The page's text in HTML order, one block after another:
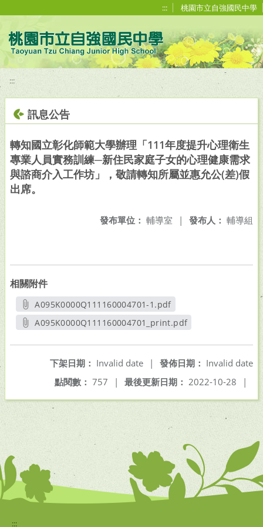
::: 桃園市立自強國民中學
:::
訊息公告
轉知國立彰化師範大學辦理「111年度提升心理衛生
專業人員實務訓練─新住民家庭子女的心理健康需求
與諮商介入工作坊」，敬請轉知所屬並惠允公(差)假
出席。
發布人： 輔導組
發布單位： 輔導室 |
相關附件
A095K0000Q111160004701-1.pdf
另開新視窗
A095K0000Q111160004701_print.pdf
發佈日期： Invalid date
下架日期： Invalid date
|
最後更新日期： 2022-10-28 |
點閱數： 757 |
:::